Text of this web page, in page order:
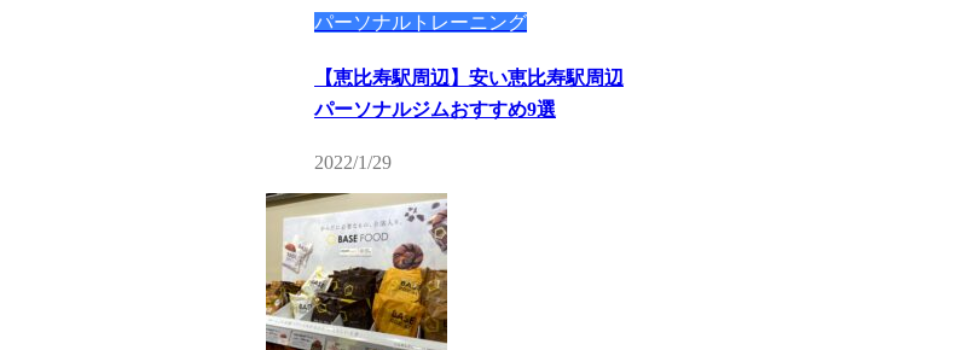
パーソナルトレーニング
【恵比寿駅周辺】安い恵比寿駅周辺
パーソナルジムおすすめ9選
2022/1/29